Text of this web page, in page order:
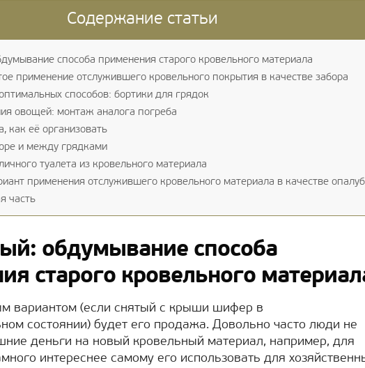
Содержание статьи
способа применения старого кровельного материала
применение отслужившего кровельного покрытия в качестве забора
способов: бортики для грядок
овощей: монтаж аналога погреба
как её организовать
и между грядками
туалета из кровельного материала
применения отслужившего кровельного материала в качестве
часть
обдумывание способа
старого кровельного
вариантом (если снятый с крыши шифер в
состоянии) будет его продажа. Довольно часто люди не
деньги на новый кровельный материал, например, для
интереснее самому его использовать для